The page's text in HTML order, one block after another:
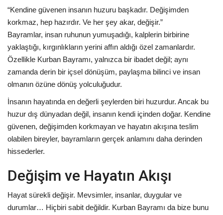
“Kendine güvenen insanın huzuru başkadır. Değişimden
korkmaz, hep hazırdır. Ve her şey akar, değişir.”
Bayramlar, insan ruhunun yumuşadığı, kalplerin birbirine
yaklaştığı, kırgınlıkların yerini affın aldığı özel zamanlardır.
Özellikle Kurban Bayramı, yalnızca bir ibadet değil; aynı
zamanda derin bir içsel dönüşüm, paylaşma bilinci ve insan
olmanın özüne dönüş yolculuğudur.
İnsanın hayatında en değerli şeylerden biri huzurdur. Ancak bu
huzur dış dünyadan değil, insanın kendi içinden doğar. Kendine
güvenen, değişimden korkmayan ve hayatın akışına teslim
olabilen bireyler, bayramların gerçek anlamını daha derinden
hissederler.
Değişim ve Hayatın Akışı
Hayat sürekli değişir. Mevsimler, insanlar, duygular ve
durumlar… Hiçbiri sabit değildir. Kurban Bayramı da bize bunu